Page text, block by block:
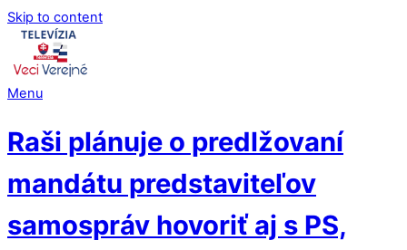
Skip to content
Menu
Raši plánuje o predlžovaní
mandátu predstaviteľov
samospráv hovoriť aj s PS,